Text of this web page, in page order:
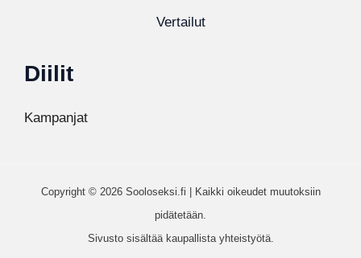
Vertailut
Diilit
Kampanjat
Copyright © 2026 Sooloseksi.fi | Kaikki oikeudet muutoksiin
pidätetään.
Sivusto sisältää kaupallista yhteistyötä.